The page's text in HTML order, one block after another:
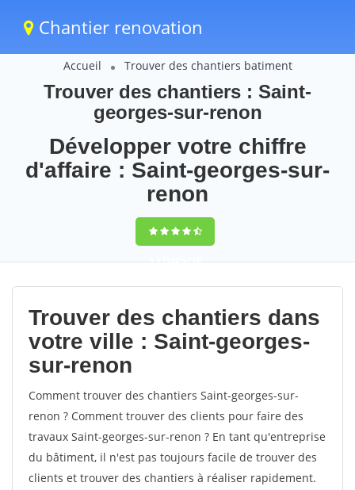
Chantier renovation
Accueil Trouver des chantiers batiment
Trouver des chantiers : Saint-
georges-sur-renon
Développer votre chiffre
d'affaire : Saint-georges-sur-
renon
9,5(100%)76
votes
Trouver des chantiers dans
votre ville : Saint-georges-
sur-renon
Comment trouver des chantiers Saint-georges-sur-
renon ? Comment trouver des clients pour faire des
travaux Saint-georges-sur-renon ? En tant qu'entreprise
du bâtiment, il n'est pas toujours facile de trouver des
clients et trouver des chantiers à réaliser rapidement.